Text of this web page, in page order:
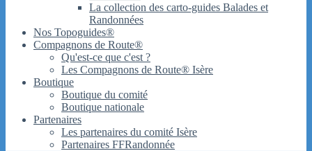
La collection des carto-guides Balades et
Randonnées
Nos Topoguides®
Compagnons de Route®
Qu'est-ce que c'est ?
Les Compagnons de Route® Isère
Boutique
Boutique du comité
Boutique nationale
Partenaires
Les partenaires du comité Isère
Partenaires FFRandonnée